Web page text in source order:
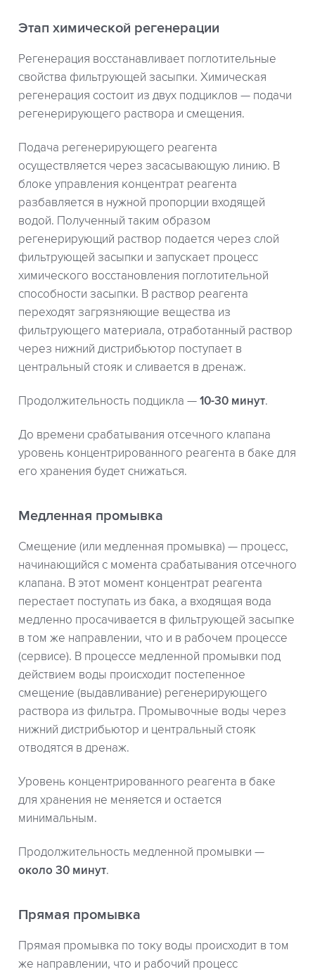
Этап химической регенерации
Регенерация восстанавливает поглотительные
свойства фильтрующей засыпки. Химическая
регенерация состоит из двух подциклов — подачи
регенерирующего раствора и смещения.
Подача регенерирующего реагента
осуществляется через засасывающую линию. В
блоке управления концентрат реагента
разбавляется в нужной пропорции входящей
водой. Полученный таким образом
регенерирующий раствор подается через слой
фильтрующей засыпки и запускает процесс
химического восстановления поглотительной
способности засыпки. В раствор реагента
переходят загрязняющие вещества из
фильтрующего материала, отработанный раствор
через нижний дистрибьютор поступает в
центральный стояк и сливается в дренаж.
Продолжительность подцикла — 10-30 минут.
До времени срабатывания отсечного клапана
уровень концентрированного реагента в баке для
его хранения будет снижаться.
Медленная промывка
Смещение (или медленная промывка) — процесс,
начинающийся с момента срабатывания отсечного
клапана. В этот момент концентрат реагента
перестает поступать из бака, а входящая вода
медленно просачивается в фильтрующей засыпке
в том же направлении, что и в рабочем процессе
(сервисе). В процессе медленной промывки под
действием воды происходит постепенное
смещение (выдавливание) регенерирующего
раствора из фильтра. Промывочные воды через
нижний дистрибьютор и центральный стояк
отводятся в дренаж.
Уровень концентрированного реагента в баке
для хранения не меняется и остается
минимальным.
Продолжительность медленной промывки —
около 30 минут.
Прямая промывка
Прямая промывка по току воды происходит в том
же направлении, что и рабочий процесс